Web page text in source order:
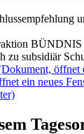
zu subsidiär
öffnet
ein neues